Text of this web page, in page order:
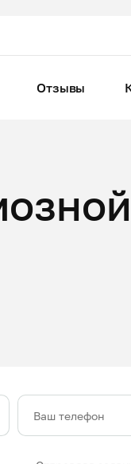
Отзывы
Ваш телефон